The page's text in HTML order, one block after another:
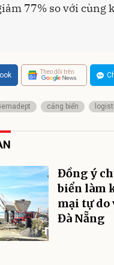
77% so với cùng
Theo dõi trên
cảng biển
Đồng ý
biển làm
mại tự do
Đà Nẵng